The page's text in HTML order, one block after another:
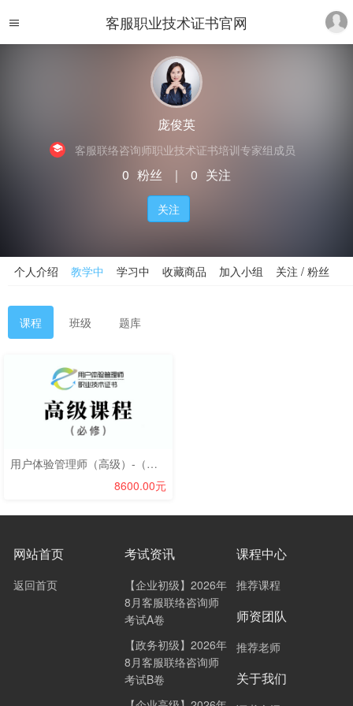
客服职业技术证书官网
庞俊英
客服联络咨询师职业技术证书培训专家组成员
0 粉丝 ｜ 0 关注
关注
个人介绍 教学中 学习中 收藏商品 加入小组 关注 / 粉丝
课程 班级 题库
用户体验管理师（高级）-（必修+选修）
8600.00元
网站首页
返回首页
考试资讯
【企业初级】2026年
8月客服联络咨询师
考试A卷
【政务初级】2026年
8月客服联络咨询师
考试B卷
课程中心
推荐课程
师资团队
推荐老师
关于我们